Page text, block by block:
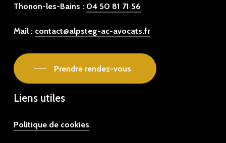
Thonon-les-Bains : 04 50 81 71 56
Mail : contact@alpsteg-ac-avocats.fr
Prendre rendez-vous
Liens utiles
Politique de cookies